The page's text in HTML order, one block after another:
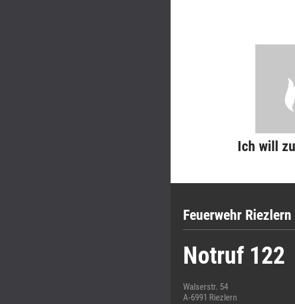
Ich will
Feuerwehr Riezlern
Notruf 122
Walserstr. 54
A-6991 Riezlern